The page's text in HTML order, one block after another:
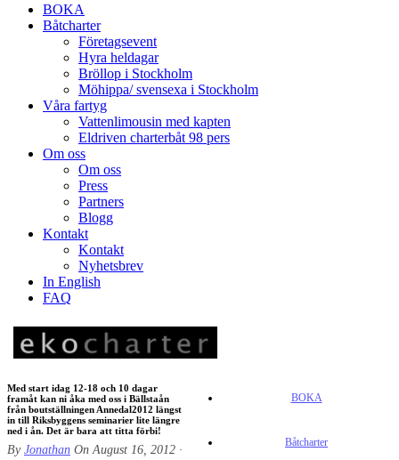
BOKA
Båtcharter
Företagsevent
Hyra heldagar
Bröllop i Stockholm
Möhippa/ svensexa i Stockholm
Våra fartyg
Vattenlimousin med kapten
Eldriven charterbåt 98 pers
Om oss
Om oss
Press
Partners
Blogg
Kontakt
Kontakt
Nyhetsbrev
In English
FAQ
BOKA
Båtcharter
Med start idag 12-18 och 10 dagar
framåt kan ni åka med oss i Bällstaån
från boutställningen Annedal2012 längst
in till Riksbyggens seminarier lite längre
ned i ån. Det är bara att titta förbi!
By Jonathan On August 16, 2012 ·